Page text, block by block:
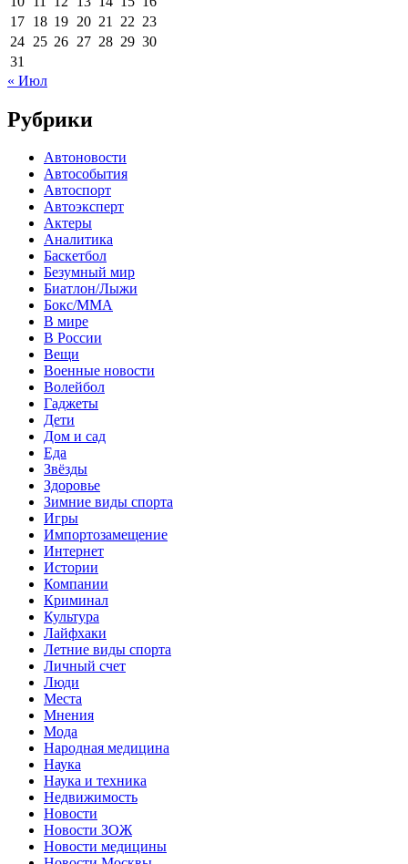
17 18 19 20 21 22 23
24 25 26 27 28 29 30
31
« Июл
Рубрики
Автоновости
Автособытия
Автоспорт
Автоэксперт
Актеры
Аналитика
Баскетбол
Безумный мир
Биатлон/Лыжи
Бокс/MMA
В мире
В России
Вещи
Военные новости
Волейбол
Гаджеты
Дети
Дом и сад
Еда
Звёзды
Здоровье
Зимние виды спорта
Игры
Импортозамещение
Интернет
Истории
Компании
Криминал
Культура
Лайфхаки
Летние виды спорта
Личный счет
Люди
Места
Мнения
Мода
Народная медицина
Наука
Наука и техника
Недвижимость
Новости
Новости ЗОЖ
Новости медицины